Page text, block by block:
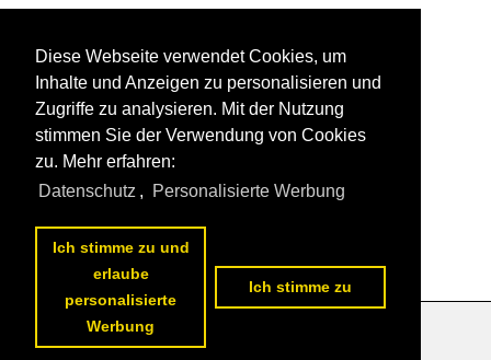
Datenschutzerklärung
Diese Webseite verwendet Cookies, um
Inhalte und Anzeigen zu personalisieren und
Zugriffe zu analysieren. Mit der Nutzung
stimmen Sie der Verwendung von Cookies
zu. Mehr erfahren:
Datenschutz , Personalisierte Werbung
Ich stimme zu und
erlaube
personalisierte
Werbung
Ich stimme zu